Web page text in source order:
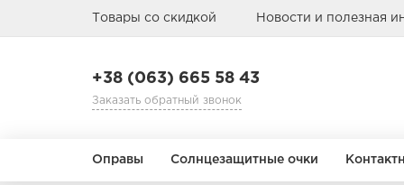
Товары со скидкой Новости и полезная
+38 (063) 665 58 43
Заказать обратный звонок
Оправы Солнцезащитные очки